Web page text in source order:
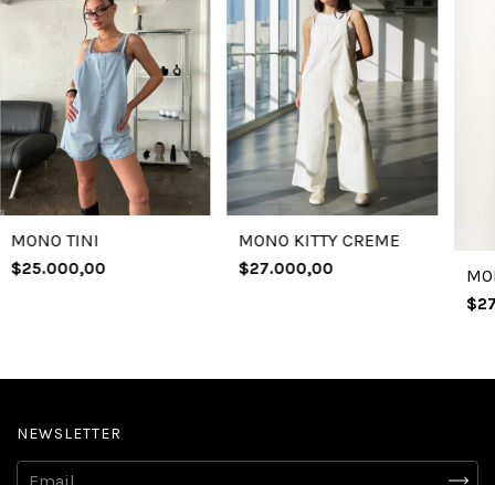
MONO TINI
$25.000,00
MONO KITTY CREME
$27.000,00
NEWSLETTER